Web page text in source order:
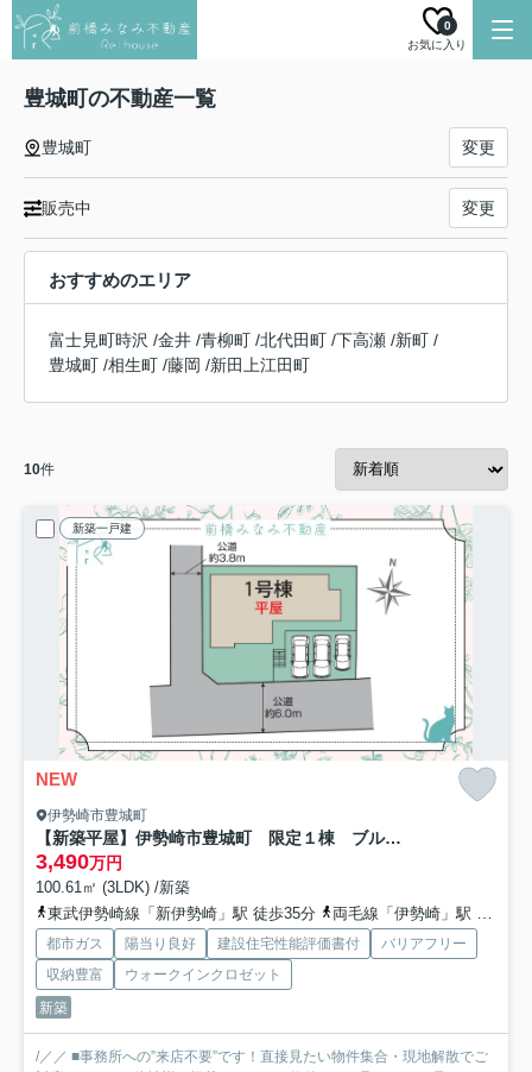
お気に入り
0
豊城町の不動産一覧
豊城町 変更
販売中 変更
おすすめのエリア
富士見町時沢 /金井 /青柳町 /北代田町 /下高瀬 /新町 /
豊城町 /相生町 /藤岡 /新田上江田町
10件
新築一戸建
NEW
伊勢崎市豊城町
【新築平屋】伊勢崎市豊城町 限定１棟 ブルーミングガーデン 新築建売
3,490万円
100.61㎡ (3LDK) /新築
東武伊勢崎線「新伊勢崎」駅 徒歩35分
両毛線「伊勢崎」駅 徒歩35分
都市ガス 陽当り良好 建設住宅性能評価書付
バリアフリー
収納豊富
ウォークインクロゼット
新築
/／／ ■事務所への”来店不要”です！直接見たい物件集合・現地解散でご